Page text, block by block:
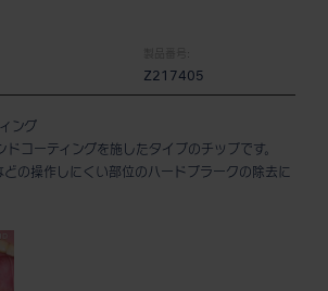
製品番号:
Z217405
ング
ドコーティングを施したタイプのチップです。
の操作しにくい部位のハードプラークの除去に